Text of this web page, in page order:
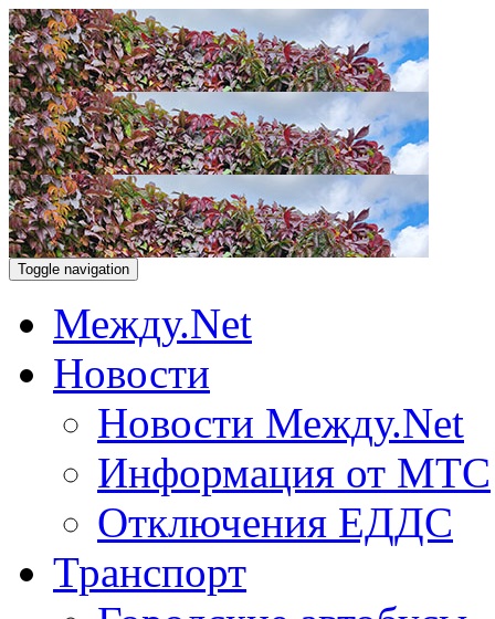
Toggle navigation
Между.Net
Новости
Новости Между.Net
Информация от МТС
Отключения ЕДДС
Транспорт